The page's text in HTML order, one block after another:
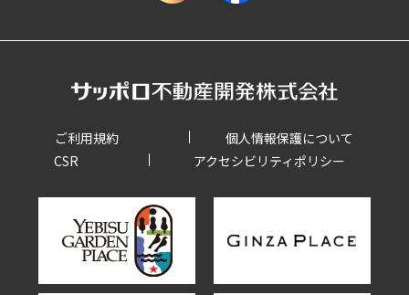
ご利用規約
個人情報保護について
CSR
アクセシビリティポリシー